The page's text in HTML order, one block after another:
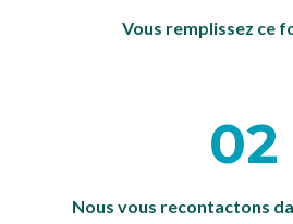
Vous remplissez ce
02
Nous vous recontactons